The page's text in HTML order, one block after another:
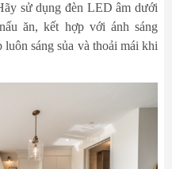
sử dụng đèn LED âm dưới
ăn, kết hợp với ánh sáng
luôn sáng sủa và thoải mái khi